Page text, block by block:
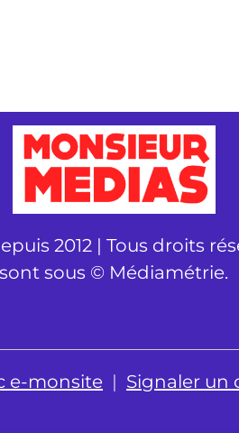
2012 | Tous droits
sont sous © Médiamétrie.
e-monsite Signaler un